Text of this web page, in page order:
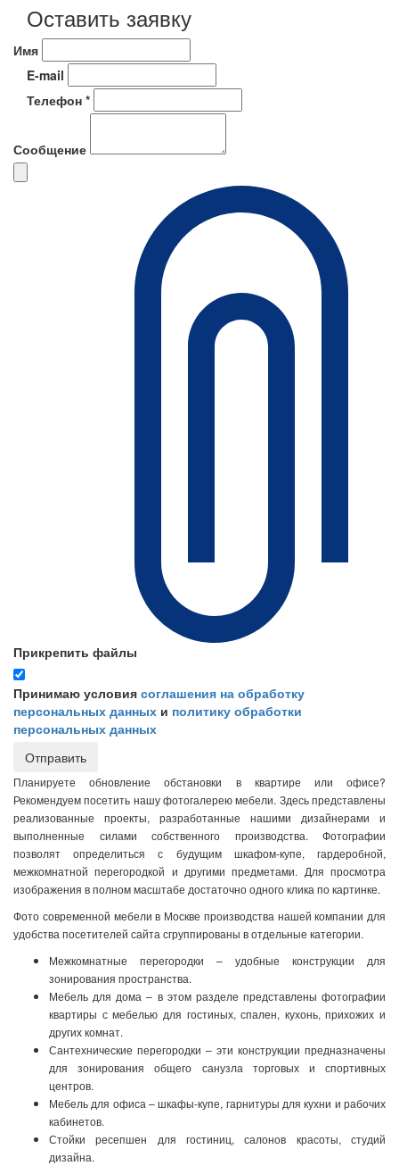
Оставить заявку
Имя
E-mail
Телефон *
Сообщение
Прикрепить файлы
Принимаю условия соглашения на обработку
персональных данных и политику обработки
персональных данных
Отправить
Планируете обновление обстановки в квартире или офисе?
Рекомендуем посетить нашу фотогалерею мебели. Здесь представлены
реализованные проекты, разработанные нашими дизайнерами и
выполненные силами собственного производства. Фотографии
позволят определиться с будущим шкафом-купе, гардеробной,
межкомнатной перегородкой и другими предметами. Для просмотра
изображения в полном масштабе достаточно одного клика по картинке.
Фото современной мебели в Москве производства нашей компании для
удобства посетителей сайта сгруппированы в отдельные категории.
Межкомнатные перегородки – удобные конструкции для
зонирования пространства.
Мебель для дома – в этом разделе представлены фотографии
квартиры с мебелью для гостиных, спален, кухонь, прихожих и
других комнат.
Сантехнические перегородки – эти конструкции предназначены
для зонирования общего санузла торговых и спортивных
центров.
Мебель для офиса – шкафы-купе, гарнитуры для кухни и рабочих
кабинетов.
Стойки ресепшен для гостиниц, салонов красоты, студий
дизайна.